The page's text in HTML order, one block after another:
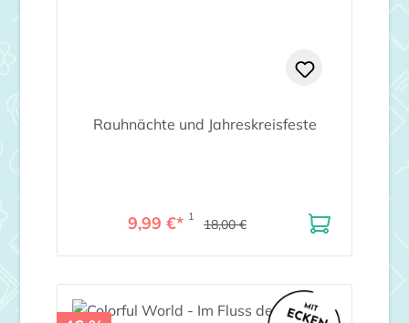
Rauhnächte und Jahreskreisfeste
9,99 €* 1 18,00 €